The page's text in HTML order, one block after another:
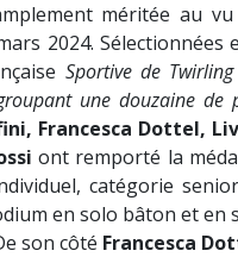
méritée au
2024.
Sportive de
une douzaine de
Francesca Dottel,
ont remporté la
catégorie
en solo bâton et
son côté Francesca